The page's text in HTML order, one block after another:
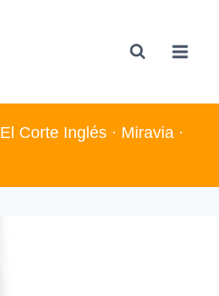
El Corte Inglés · Miravia ·